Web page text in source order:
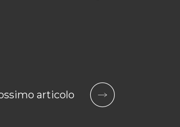
articolo